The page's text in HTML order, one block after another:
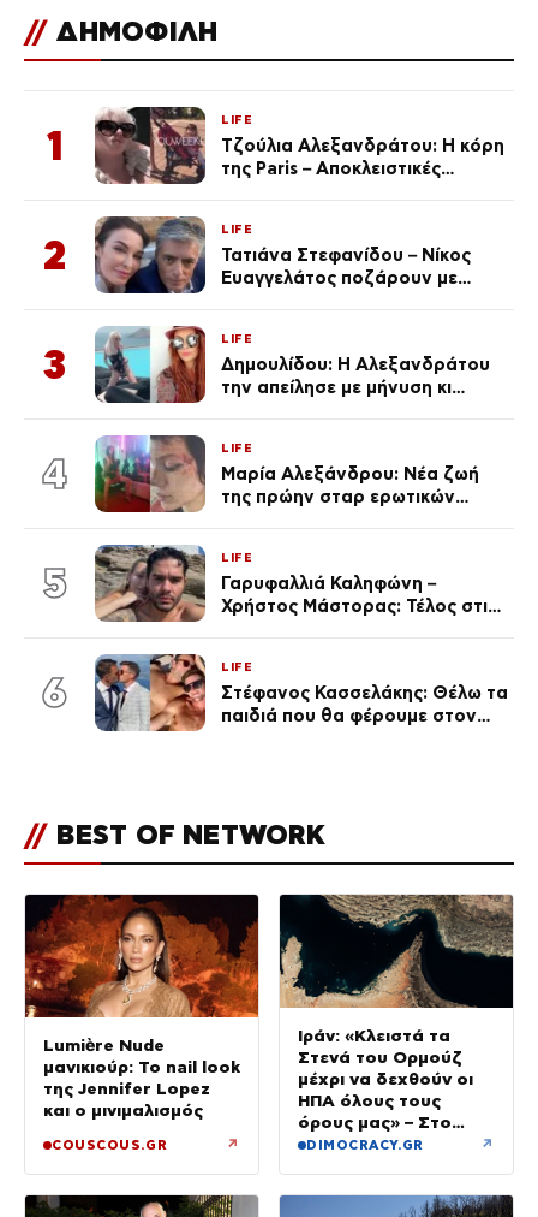
// ΔΗΜΟΦΙΛΗ
1
LIFE
Τζούλια Αλεξανδράτου: Η κόρη
της Paris – Αποκλειστικές
2
LIFE
Τατιάνα Στεφανίδου – Νίκος
Ευαγγελάτος ποζάρουν με
3
LIFE
Δημουλίδου: Η Αλεξανδράτου
την απείλησε με μήνυση κι
ποια είσαι σοκαρίστικα»
4
LIFE
Μαρία Αλεξάνδρου: Νέα ζωή
της πρώην σταρ ερωτικών
(Φωτογραφίες)
5
LIFE
Γαρυφαλλιά Καληφώνη –
Χρήστος Μάστορας: Τέλος στις
6
LIFE
Στέφανος Κασσελάκης: Θέλω τα
παιδιά που θα φέρουμε στον
// BEST OF NETWORK
Lumière Nude
μανικιούρ: Το nail look
της Jennifer Lopez
και ο μινιμαλισμός
COUSCOUS.GR ↗
Ιράν: «Κλειστά τα
Στενά του Ορμούζ
μέχρι να δεχθούν οι
ΗΠΑ όλους τους
όρους μας» – Στο
τραπέζι συμφωνία για
DIMOCRACY.GR ↗